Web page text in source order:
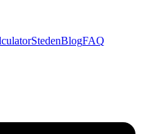
StedenBlogFAQ